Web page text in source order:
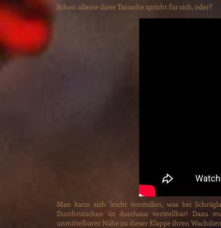
Schon alleine diese Tatsache spricht für sich, oder?
Man kann sich leicht vorstellen, was bei
Durchrutschen ist durchaus vorstellbar! Dazu
unmittelbarer Nähe zu dieser Klappe ihren